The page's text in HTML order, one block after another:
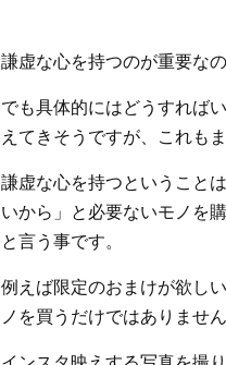
謙虚な心を持つのが重要な
でも具体的にはどうすれば
えてきそうですが、これも
謙虚な心を持つということ
いから」と必要ないモノを
と言う事です。
例えば限定のおまけが欲し
ノを買うだけではありません